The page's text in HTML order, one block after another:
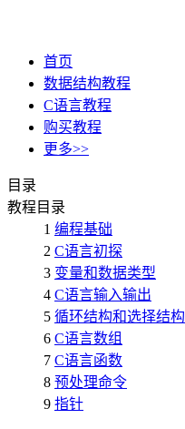
首页
数据结构教程
C语言教程
购买教程
更多>>
目录
教程目录
1 编程基础
2 C语言初探
3 变量和数据类型
4 C语言输入输出
5 循环结构和选择结构
6 C语言数组
7 C语言函数
8 预处理命令
9 指针